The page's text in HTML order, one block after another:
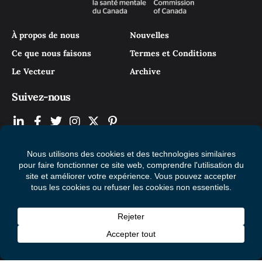
À propos de nous
Ce que nous faisons
Le Vecteur
Nouvelles
Termes et Conditions
Archive
Suivez-nous